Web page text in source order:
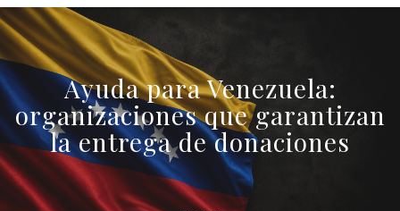
Ayuda para Venezuela:
organizaciones que garantizan
la entrega de donaciones